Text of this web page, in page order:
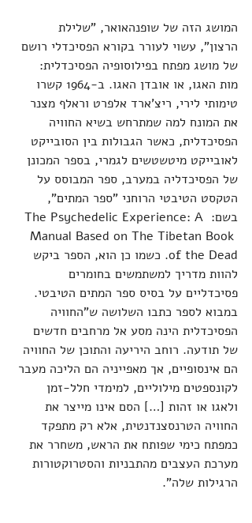
המושג הזה של שופנהאואר, "שלילת
הרצון", עשוי לעורר בקורא הפסיכדלי רושם
של מושג מפתח בפילוסופיה הפסיכדלית:
מות האגו, או אובדן האגו. ב-1964 קשרו
טימותי לירי, ריצ'ארד אלפרט וראלף מצנר
את המונח למה שמתרחש בשיא החוויה
הפסיכדלית, כאשר הגבולות בין הסובייקט
לאובייקט מיטשטשים לגמרי, בספר המכונן
של הפסיכדליה במערב, ספר המבוסס על
הטקסט הטיבטי הרוחני "ספר המתים",
בשם: The Psychedelic Experience: A
Manual Based on The Tibetan Book
of the Dead. כשמו כן הוא, הספר ביקש
להוות מדריך למשתמשים בחומרים
פסיכדליים על בסיס ספר המתים הטיבטי.
במבוא לספר כתבו השלושה ש"החוויה
הפסיכדלית הינה מסע אל מרחבים חדשים
של תודעה. רוחב היריעה והתוכן של החוויה
הם אינסופיים, אך מאפייניה הם הליכה מעבר
לקונספטים מילוליים, למימדי חלל-זמן
ולאגו או זהות […] הסם אינו מייצר את
החוויה הטרנסצנדנטית, אלא רק מתפקד
כמפתח כימי שפותח את הראש, משחרר את
מערכת העצבים מהתבניות והסטרוקטורות
הרגילות שלה".